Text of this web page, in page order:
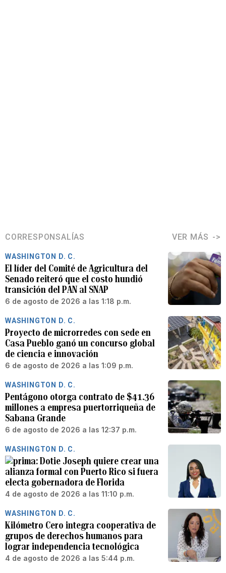
CORRESPONSALÍAS VER MÁS
WASHINGTON D. C.
El líder del Comité de Agricultura del
Senado reiteró que el costo hundió
transición del PAN al SNAP
6 de agosto de 2026 a las 1:18 p.m.
WASHINGTON D. C.
Proyecto de microrredes con sede en
Casa Pueblo ganó un concurso global
de ciencia e innovación
6 de agosto de 2026 a las 1:09 p.m.
WASHINGTON D. C.
Pentágono otorga contrato de $41.36
millones a empresa puertorriqueña de
Sabana Grande
6 de agosto de 2026 a las 12:37 p.m.
WASHINGTON D. C.
Dotie Joseph quiere crear una
alianza formal con Puerto Rico si fuera
electa gobernadora de Florida
4 de agosto de 2026 a las 11:10 p.m.
WASHINGTON D. C.
Kilómetro Cero integra cooperativa de
grupos de derechos humanos para
lograr independencia tecnológica
4 de agosto de 2026 a las 5:44 p.m.